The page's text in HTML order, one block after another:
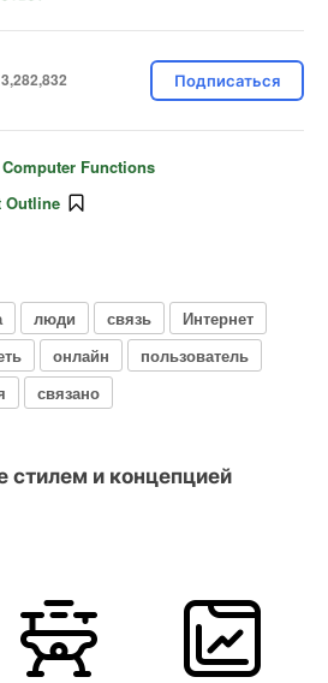
Подписаться
Computer Functions
Outline
люди связь
Интернет
онлайн
пользователь
связано
стилем и концепцией